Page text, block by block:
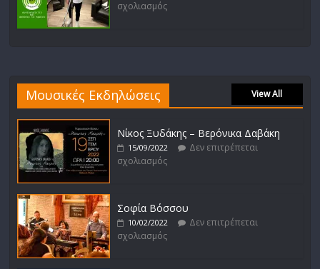
σχολιασμός
Μουσικές Εκδηλώσεις View All
Νίκος Ξυδάκης – Βερόνικα Δαβάκη
15/09/2022
Δεν επιτρέπεται
σχολιασμός
Σοφία Βόσσου
10/02/2022
Δεν επιτρέπεται
σχολιασμός